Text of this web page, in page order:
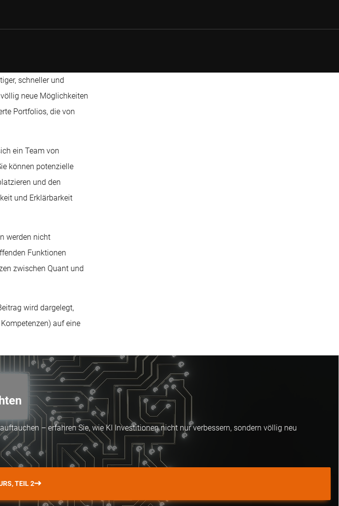
schneller und
neue Möglichkeiten
Portfolios, die von
ein Team von
können potenzielle
und den
und Erklärbarkeit
werden nicht
Funktionen
zwischen Quant und
wird dargelegt,
auf eine
– erfahren Sie, wie KI Investitionen nicht nur verbessern, sondern völlig neu
TEIL 2